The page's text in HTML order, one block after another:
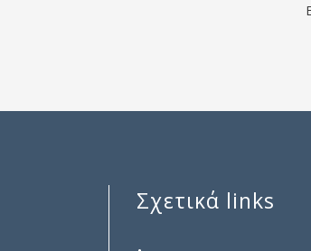
Σχετικά links
.